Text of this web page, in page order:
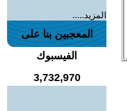
المزيد.....
المعجبين بنا على
الفيسبوك
3,732,970